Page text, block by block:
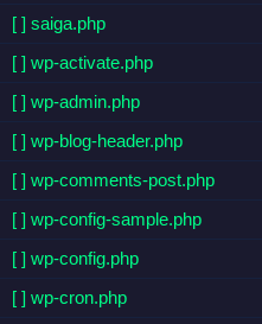
[ ] saiga.php
[ ] wp-activate.php
[ ] wp-admin.php
[ ] wp-blog-header.php
[ ] wp-comments-post.php
[ ] wp-config-sample.php
[ ] wp-config.php
[ ] wp-cron.php